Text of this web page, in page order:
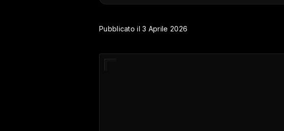
Pubblicato il 3 Aprile 2026